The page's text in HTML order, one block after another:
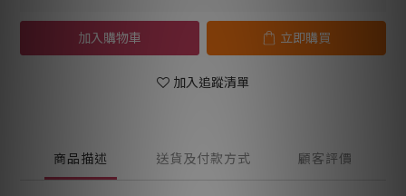
加入購物車 立即購買
加入追蹤清單
商品描述 送貨及付款方式 顧客評價